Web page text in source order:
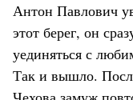
Антон Павлович
этот берег, он
уединяться с
Так и вышло.